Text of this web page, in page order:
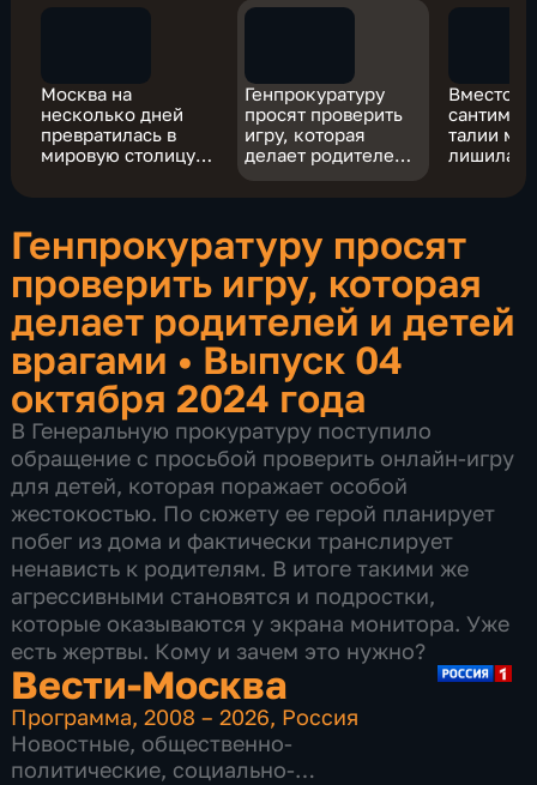
Москва на
несколько дней
превратилась в
мировую столицу
Генпрокуратуру
просят проверить
игру, которая
делает родителей и
Вместо
талии
Генпрокуратуру просят
проверить игру, которая
делает родителей и детей
врагами • Выпуск 04
октября 2024 года
В Генеральную прокуратуру поступило
обращение с просьбой проверить онлайн-игру
для детей, которая поражает особой
жестокостью. По сюжету ее герой планирует
побег из дома и фактически транслирует
ненависть к родителям. В итоге такими же
агрессивными становятся и подростки,
которые оказываются у экрана монитора. Уже
есть жертвы. Кому и зачем это нужно?
Вести-Москва
Программа,2008 – 2026, Россия
Новостные, общественно-
политические, социально-